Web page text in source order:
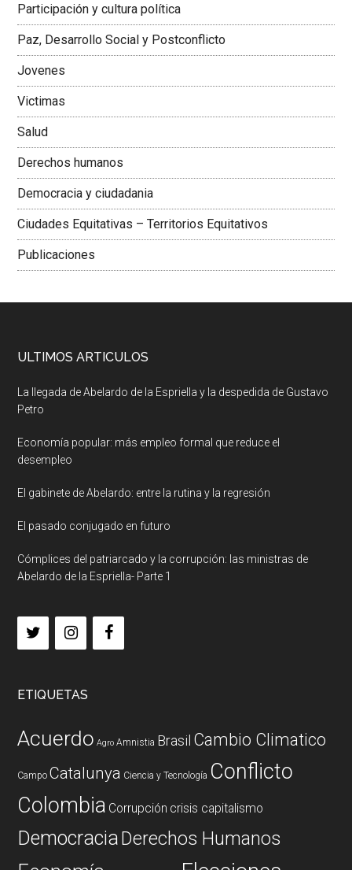
Colombiana
Participación y cultura política
Paz, Desarrollo Social y Postconflicto
Jovenes
Victimas
Salud
Derechos humanos
Democracia y ciudadania
Ciudades Equitativas – Territorios Equitativos
Publicaciones
ULTIMOS ARTICULOS
La llegada de Abelardo de la Espriella y la despedida de Gustavo
Petro
Economía popular: más empleo formal que reduce el
desempleo
El gabinete de Abelardo: entre la rutina y la regresión
El pasado conjugado en futuro
Cómplices del patriarcado y la corrupción: las ministras de
Abelardo de la Espriella- Parte 1
ETIQUETAS
Acuerdo Agro Amnistia Brasil Cambio Climatico
Campo Catalunya Ciencia y Tecnología Conflicto
Colombia Corrupción crisis capitalismo
DemocraciaDerechos Humanos